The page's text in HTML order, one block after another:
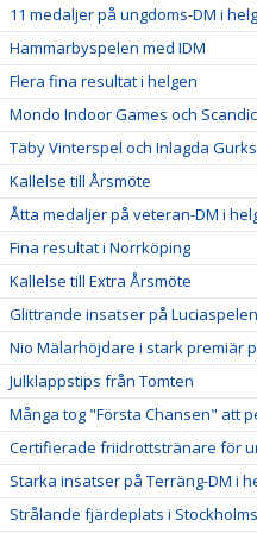
11 medaljer på ungdoms-DM i
Hammarbyspelen med IDM
Flera fina resultat i helgen
Mondo Indoor Games och
Täby Vinterspel och Inlagda
Kallelse till Årsmöte
Åtta medaljer på veteran-DM i
Fina resultat i Norrköping
Kallelse till Extra Årsmöte
Glittrande insatser på Luciaspelen
Nio Mälarhöjdare i stark premiär
Julklappstips från Tomten
Många tog "Första Chansen" att
Certifierade friidrottstränare för
Starka insatser på Terräng-DM i
Strålande fjärdeplats i